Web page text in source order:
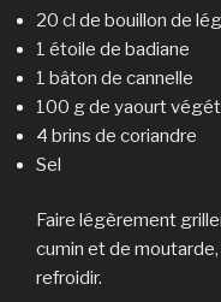
20 cl de bouillon de
1 étoile de badiane
1 bâton de cannelle
100 g de yaourt
4 brins de coriandre
Sel
Faire légèrement
cumin et de
refroidir.